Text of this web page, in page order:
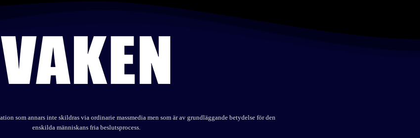
som annars inte skildras via ordinarie massmedia men som är av grundläggande betydelse för den
enskilda människans fria beslutsprocess.